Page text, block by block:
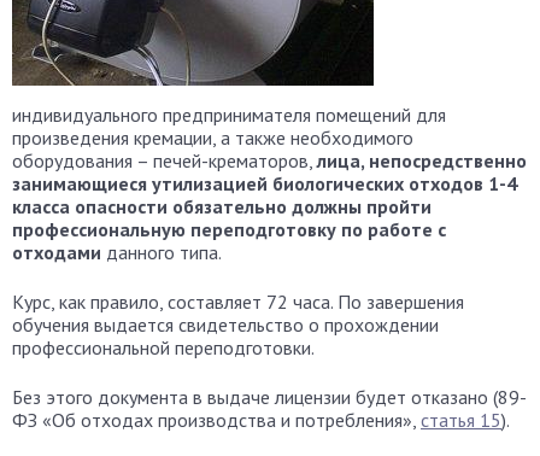
индивидуального предпринимателя помещений для
произведения кремации, а также необходимого
оборудования – печей-крематоров,лица, непосредственно
занимающиеся утилизацией биологических отходов 1-4
класса опасности обязательно должны пройти
профессиональную переподготовку по работе с
отходами данного типа.
Курс, как правило, составляет 72 часа. По завершения
обучения выдается свидетельство о прохождении
профессиональной переподготовки.
Без этого документа в выдаче лицензии будет отказано (89-
ФЗ «Об отходах производства и потребления», статья 15).